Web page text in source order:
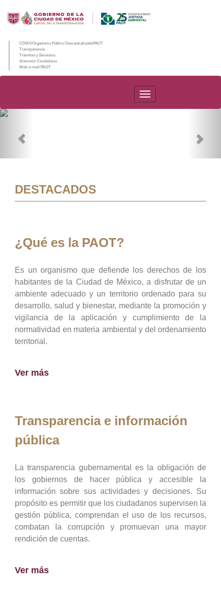
CDMX/Organismo Público Descentralizado/PAOT
Transparencia
Trámites y Servicios
Atención Ciudadana
Web e-mail PAOT
PAOT
DESTACADOS
¿Qué es la PAOT?
Es un organismo que defiende los derechos de los
habitantes de la Ciudad de México, a disfrutar de un
ambiente adecuado y un territorio ordenado para su
desarrollo, salud y bienestar, mediante la promoción y
vigilancia de la aplicación y cumplimiento de la
normatividad en materia ambiental y del ordenamiento
territorial.
Ver más
Transparencia e información
pública
La transparencia gubernamental es la obligación de
los gobiernos de hacer pública y accesible la
información sobre sus actividades y decisiones. Su
propósito es permitir que los ciudadanos supervisen la
gestión pública, comprendan el uso de los recursos,
combatan la corrupción y promuevan una mayor
rendición de cuentas.
Ver más